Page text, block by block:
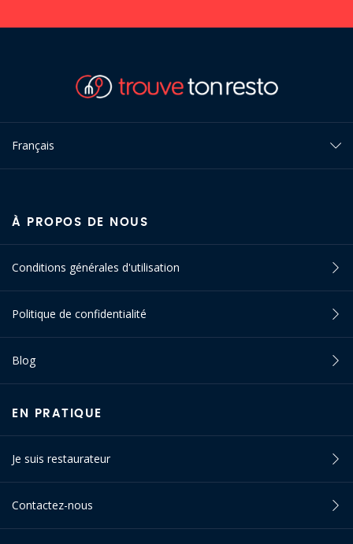
Français
À PROPOS DE NOUS
Conditions générales d'utilisation
Politique de confidentialité
Blog
EN PRATIQUE
Je suis restaurateur
Contactez-nous